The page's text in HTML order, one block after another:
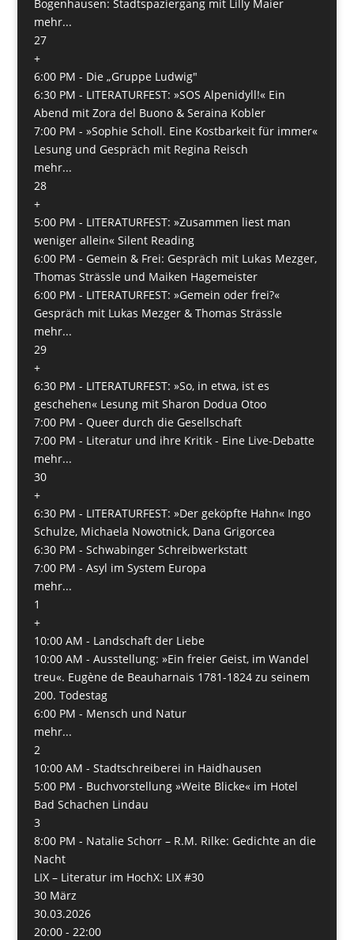
Bogenhausen: Stadtspaziergang mit Lilly Maier
mehr...
27
+
6:00 PM - Die „Gruppe Ludwig"
6:30 PM - LITERATURFEST: »SOS Alpenidyll!« Ein
Abend mit Zora del Buono & Seraina Kobler
7:00 PM - »Sophie Scholl. Eine Kostbarkeit für immer«
Lesung und Gespräch mit Regina Reisch
mehr...
28
+
5:00 PM - LITERATURFEST: »Zusammen liest man
weniger allein« Silent Reading
6:00 PM - Gemein & Frei: Gespräch mit Lukas Mezger,
Thomas Strässle und Maiken Hagemeister
6:00 PM - LITERATURFEST: »Gemein oder frei?«
Gespräch mit Lukas Mezger & Thomas Strässle
mehr...
29
+
6:30 PM - LITERATURFEST: »So, in etwa, ist es
geschehen« Lesung mit Sharon Dodua Otoo
7:00 PM - Queer durch die Gesellschaft
7:00 PM - Literatur und ihre Kritik - Eine Live-Debatte
mehr...
30
+
6:30 PM - LITERATURFEST: »Der geköpfte Hahn« Ingo
Schulze, Michaela Nowotnick, Dana Grigorcea
6:30 PM - Schwabinger Schreibwerkstatt
7:00 PM - Asyl im System Europa
mehr...
1
+
10:00 AM - Landschaft der Liebe
10:00 AM - Ausstellung: »Ein freier Geist, im Wandel
treu«. Eugène de Beauharnais 1781-1824 zu seinem
200. Todestag
6:00 PM - Mensch und Natur
mehr...
2
10:00 AM - Stadtschreiberei in Haidhausen
5:00 PM - Buchvorstellung »Weite Blicke« im Hotel
Bad Schachen Lindau
3
8:00 PM - Natalie Schorr – R.M. Rilke: Gedichte an die
Nacht
LIX – Literatur im HochX: LIX #30
30 März
30.03.2026
20:00 - 22:00